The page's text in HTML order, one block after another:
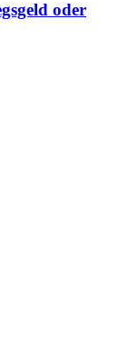
oder